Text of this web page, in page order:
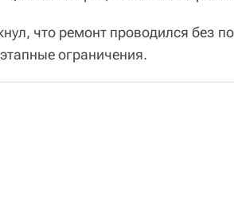
что ремонт проводился без
ограничения.